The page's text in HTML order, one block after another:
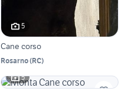
5
Cane corso
Rosarno(RC)
5